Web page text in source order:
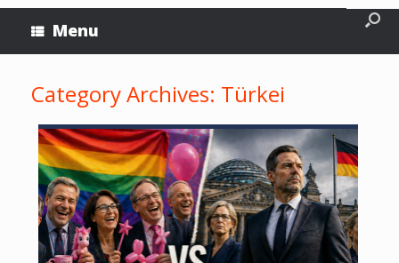
Menu
Category Archives: Türkei